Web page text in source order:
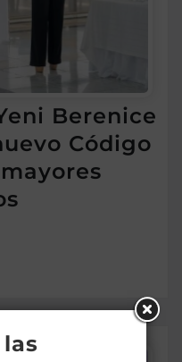
Berenice
Código